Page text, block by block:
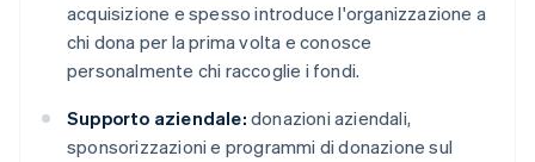
acquisizione e spesso introduce l'organizzazione a
chi dona per la prima volta e conosce
personalmente chi raccoglie i fondi.
Supporto aziendale: donazioni aziendali,
sponsorizzazioni e programmi di donazione sul